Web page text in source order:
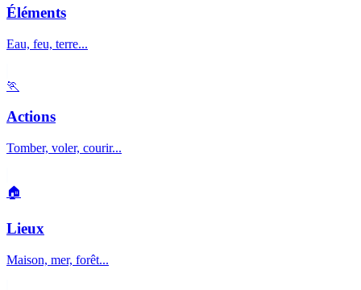
Éléments
Eau, feu, terre...
🏃
Actions
Tomber, voler, courir...
🏠
Lieux
Maison, mer, forêt...